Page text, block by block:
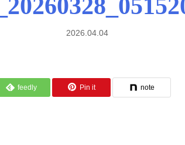
2026.04.04
feedly Pin it note